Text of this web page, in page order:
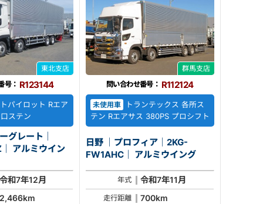
東北支店
号： R123144
パイロット Rエア
ステン
グレート｜
ン
令和7年12月
2,466km
群馬支店
問い合わせ番号： R112124
未使用車
トランテックス 各所ス
テン Rエアサス 380PS プロシフト
日野 ｜プロフィア｜2KG-
FW1AHC｜ アルミウイング
年式 令和7年11月
走行距離 700km